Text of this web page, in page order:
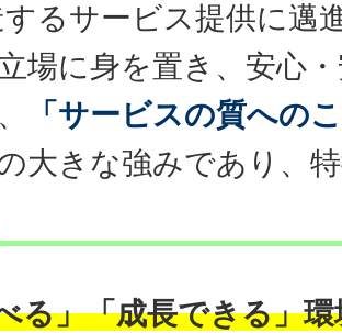
するサービス提供に邁
場に身を置き、安心
「サービスの質への
大きな強みであり、
る」「成長できる」環